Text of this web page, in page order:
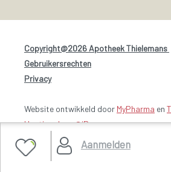
Aanmelden
Copyright@2026 Apotheek Thielemans
Gebruikersrechten
Privacy
Website ontwikkeld door MyPharma en
Hosting door @iPower